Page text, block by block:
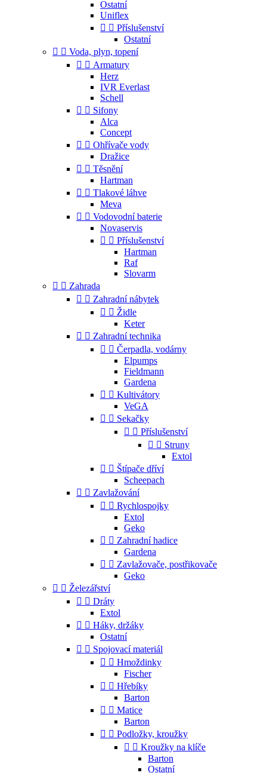
Ostatní
Uniflex
  Příslušenství
Ostatní
  Voda, plyn, topení
  Armatury
Herz
IVR Everlast
Schell
  Sifony
Alca
Concept
  Ohřívače vody
Dražice
  Těsnění
Hartman
  Tlakové láhve
Meva
  Vodovodní baterie
Novaservis
  Příslušenství
Hartman
Raf
Slovarm
  Zahrada
  Zahradní nábytek
  Židle
Keter
  Zahradní technika
  Čerpadla, vodárny
Elpumps
Fieldmann
Gardena
  Kultivátory
VeGA
  Sekačky
  Příslušenství
  Struny
Extol
  Štípače dříví
Scheepach
  Zavlažování
  Rychlospojky
Extol
Geko
  Zahradní hadice
Gardena
  Zavlažovače, postřikovače
Geko
  Železářství
  Dráty
Extol
  Háky, držáky
Ostatní
  Spojovací materiál
  Hmoždinky
Fischer
  Hřebíky
Barton
  Matice
Barton
  Podložky, kroužky
  Kroužky na klíče
Barton
Ostatní